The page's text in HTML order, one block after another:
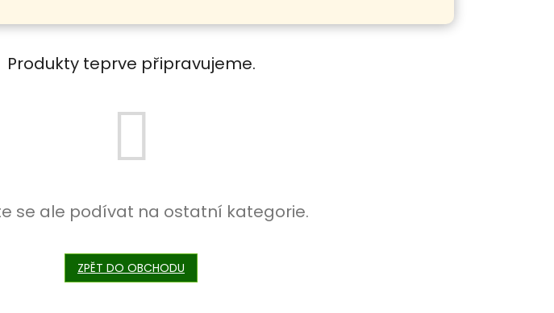
Produkty teprve připravujeme.
se ale podívat na ostatní kategorie.
ZPĚT DO OBCHODU